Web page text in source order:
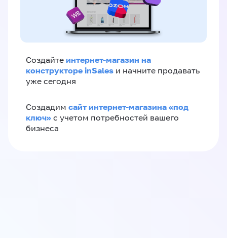
Создайте интернет-магазин на
конструкторе inSales и начните продавать
уже сегодня
Создадим сайт интернет-магазина «под
ключ» с учетом потребностей вашего
бизнеса